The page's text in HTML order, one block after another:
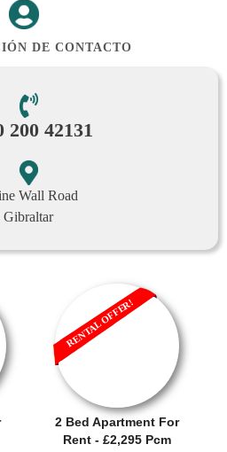
DE CONTACTO
200 42131
Wall Road
Gibraltar
2 Bed Apartment For
Rent - £2,295 Pcm
RENTAL OFFER!